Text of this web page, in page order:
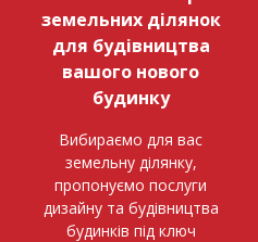
земельних ділянок
для будівництва
вашого нового
будинку
Вибираємо для вас
земельну ділянку,
пропонуємо послуги
дизайну та будівництва
будинків під ключ